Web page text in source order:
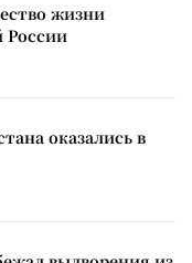
жизни
России
оказались в